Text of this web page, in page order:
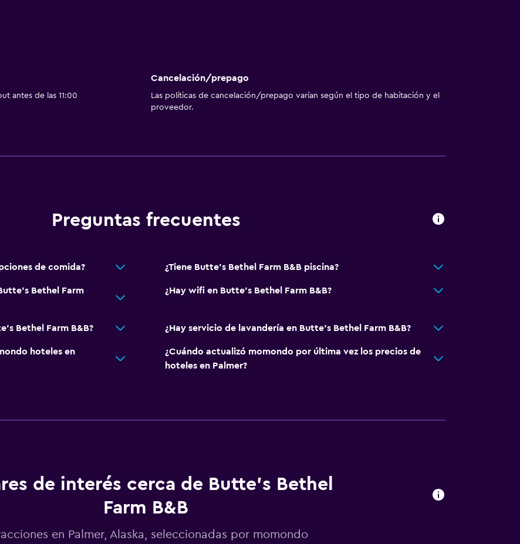
antes de las 11:00
Cancelación/prepago
Las políticas de cancelación/prepago varían según el tipo de habitación y el
proveedor.
Preguntas frecuentes
de comida? ¿Tiene Butte's Bethel Farm B&B piscina?
Bethel Farm
¿Hay wifi en Butte's Bethel Farm B&B?
Bethel Farm B&B? ¿Hay servicio de lavandería en Butte's Bethel Farm B&B?
hoteles en
¿Cuándo actualizó momondo por última vez los precios de
hoteles en Palmer?
de interés cerca de Butte's Bethel
Farm B&B
en Palmer, Alaska, seleccionadas por momondo